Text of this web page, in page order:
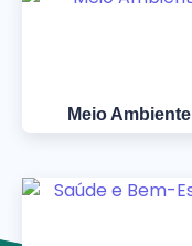
Meio Ambiente